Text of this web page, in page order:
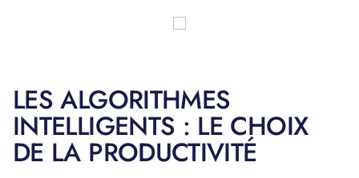
LES ALGORITHMES
INTELLIGENTS : LE CHOIX
DE LA PRODUCTIVITÉ